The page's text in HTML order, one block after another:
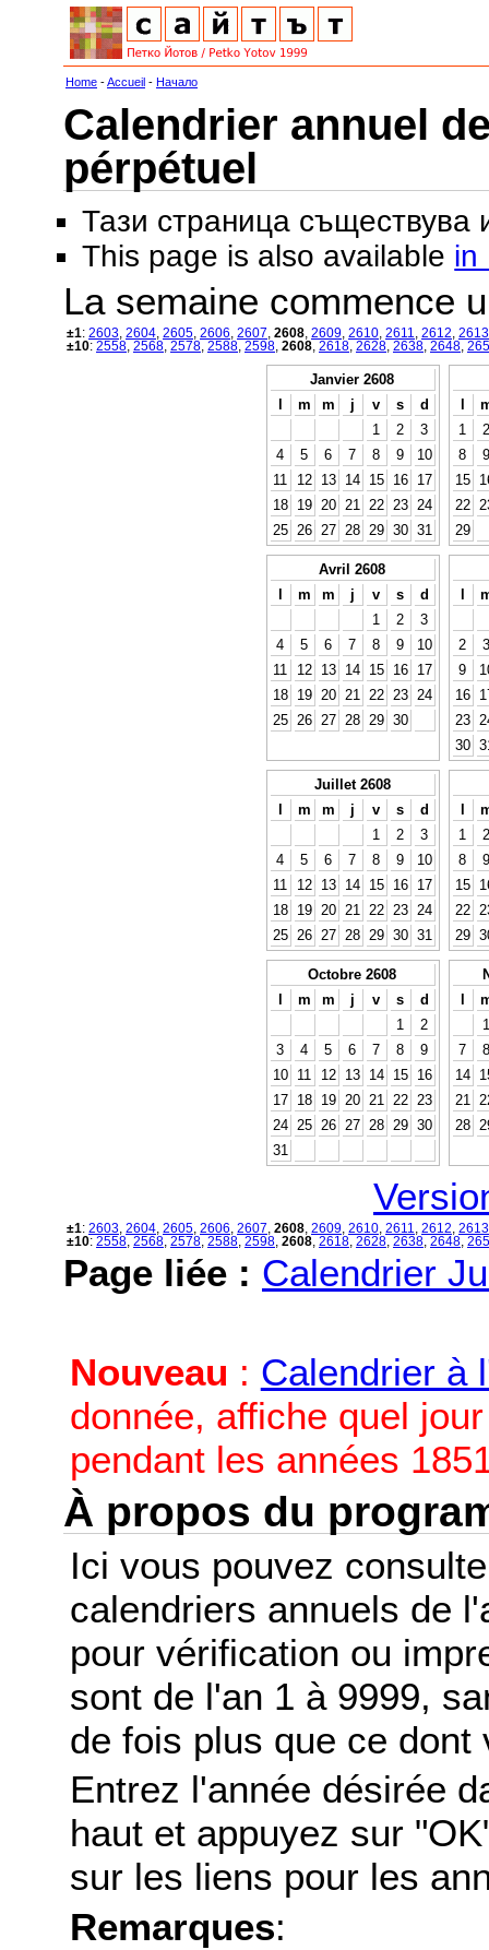
Home -Accueil - Начало
Calendrier annuel
pérpétuel
Тази страница съществува
This page is also available in
La semaine commence
±1: 2603 2604 2605 2606 2607 2608 2609 2610 2611 2612 2613
±10: 2558 2568 2578 2588 2598 2608 2618 2628 2638 2648
Janvier 2608
l
m m j v s
d
1
2
3
4
5 6 7 8 9
10
11
12 13 14 15 16
17
18
19 20 21 22 23
24
25
26 27 28 29 30 31
l
1
2
8
9
15
22
29
Avril 2608
l
m m j v s
d
1
2
3
4
5 6 7 8 9
10
11
12 13 14 15 16
17
18
19 20 21 22 23
24
25
26 27 28 29 30
l
2
3
9
16
23
30
Juillet 2608
l
m m j v s
d
1
2
3
4
5 6 7 8 9
10
11
12 13 14 15 16
17
18
19 20 21 22 23
24
25
26 27 28 29 30 31
l
1
2
8
9
15
22
29
Octobre 2608
l
m m j v s
d
1
2
3
4 5 6 7 8
9
10
11 12 13 14 15
16
17
18 19 20 21 22
23
24
25 26 27 28 29 30
31
l
1
7
8
14
21
28
±1: 2603 2604 2605 2606 2607 2608 2609 2610 2611 2612 2613
±10: 2558 2568 2578 2588 2598 2608 2618 2628 2638 2648
Page liée : Calendrier
Nouveau : Calendrier à
donnée, affiche quel
pendant les années
À propos du
Ici vous pouvez
calendriers annuels de
pour vérification ou
sont de l'an 1 à 9999,
de fois plus que ce dont
Entrez l'année désirée
haut et appuyez sur
sur les liens pour les
Remarques: